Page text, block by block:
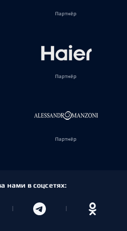
Партнёр
Партнёр
Партнёр
нами в соцсетях: